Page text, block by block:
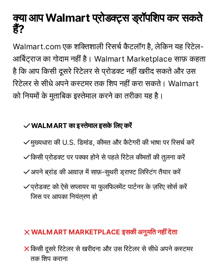
क्या आप Walmart प्रोडक्ट्स ड्रॉपशिप कर सकते
हैं?
Walmart.com एक शक्तिशाली रिसर्च कैटलॉग है, लेकिन यह रिटेल-
आर्बिट्राज का गोदाम नहीं है। Walmart Marketplace साफ़ कहता
है कि आप किसी दूसरे रिटेलर से प्रोडक्ट नहीं खरीद सकते और उस
रिटेलर से सीधे अपने कस्टमर तक शिप नहीं करा सकते। Walmart
को नियमों के मुताबिक इस्तेमाल करने का तरीका यह है।
WALMART का इस्तेमाल इसके लिए करें
मुख्यधारा की U.S. डिमांड, कीमत और कैटेगरी की भाषा पर रिसर्च करें
किसी प्रोडक्ट पर पक्का होने से पहले रिटेल कीमतों की तुलना करें
अपने ब्रांड की आवाज़ में साफ़-सुथरी ड्राफ्ट लिस्टिंग तैयार करें
प्रोडक्ट को ऐसे सप्लायर या फुलफिलमेंट पार्टनर के ज़रिए सोर्स करें
जिस पर आपका नियंत्रण हो
WALMART MARKETPLACE इसकी अनुमति नहीं देता
किसी दूसरे रिटेलर से खरीदना और उस रिटेलर से सीधे अपने कस्टमर
तक शिप कराना